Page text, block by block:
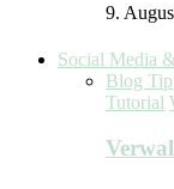
9.
Social Media
Blog
Tutorial